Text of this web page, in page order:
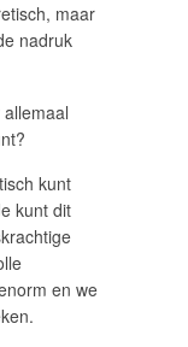
maar
nadruk
kunt
kunt dit
en we